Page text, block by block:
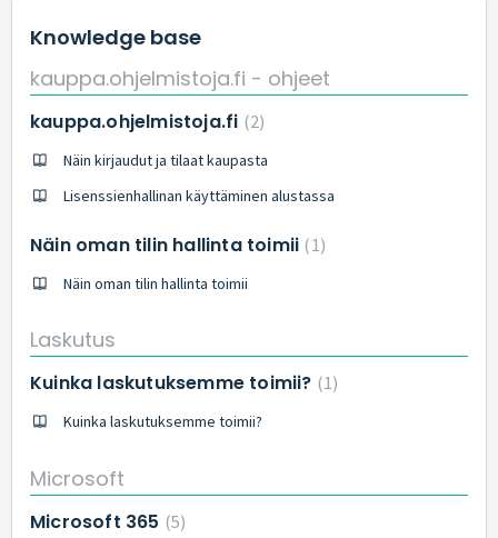
Knowledge base
kauppa.ohjelmistoja.fi - ohjeet
kauppa.ohjelmistoja.fi 2
Näin kirjaudut ja tilaat kaupasta
Lisenssienhallinan käyttäminen alustassa
Näin oman tilin hallinta toimii 1
Näin oman tilin hallinta toimii
Laskutus
Kuinka laskutuksemme toimii? 1
Kuinka laskutuksemme toimii?
Microsoft
Microsoft 365 5